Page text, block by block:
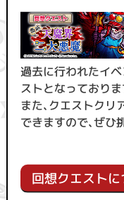
過去に行われたイ
ストとなっておりま
また、クエストクリ
できますので、ぜひ
回想クエストに